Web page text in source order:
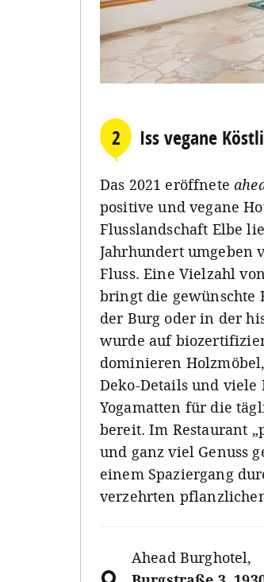
2 Iss vegane
Das 2021 eröffnete
positive und vegane
Flusslandschaft Elbe
Jahrhundert umgeben
Fluss. Eine Vielzahl
bringt die gewünschte
der Burg oder in der
wurde auf
dominieren
Deko-Details und
Yogamatten für die
bereit. Im Restaurant
und ganz viel Genuss
einem Spaziergang
verzehrten
Ahead Burghotel,